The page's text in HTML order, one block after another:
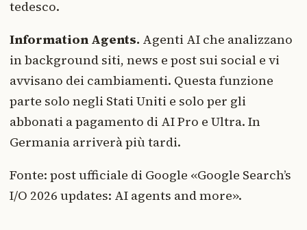
tedesco.
Information Agents. Agenti AI che analizzano
in background siti, news e post sui social e vi
avvisano dei cambiamenti. Questa funzione
parte solo negli Stati Uniti e solo per gli
abbonati a pagamento di AI Pro e Ultra. In
Germania arriverà più tardi.
Fonte: post ufficiale di Google «Google Search’s
I/O 2026 updates: AI agents and more».